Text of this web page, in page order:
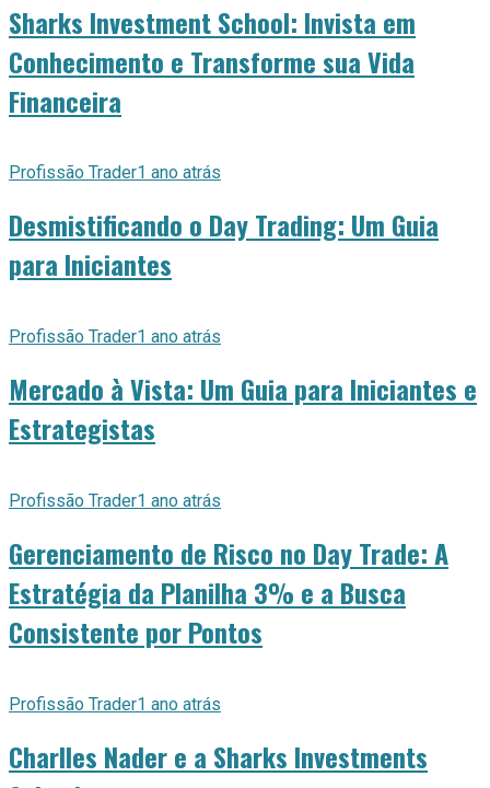
Sharks Investment School: Invista em
Conhecimento e Transforme sua Vida
Financeira
Profissão Trader1 ano atrás
Desmistificando o Day Trading: Um Guia
para Iniciantes
Profissão Trader1 ano atrás
Mercado à Vista: Um Guia para Iniciantes e
Estrategistas
Profissão Trader1 ano atrás
Gerenciamento de Risco no Day Trade: A
Estratégia da Planilha 3% e a Busca
Consistente por Pontos
Profissão Trader1 ano atrás
Charlles Nader e a Sharks Investments